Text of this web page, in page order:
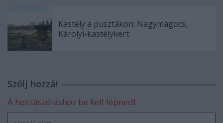
Kastély a pusztákon: Nagymágocs,
Károlyi-kastélykert
Szólj hozzá!
A hozzászóláshoz be kell lépned!